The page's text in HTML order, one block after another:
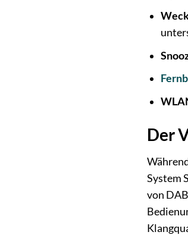
Der
System
von